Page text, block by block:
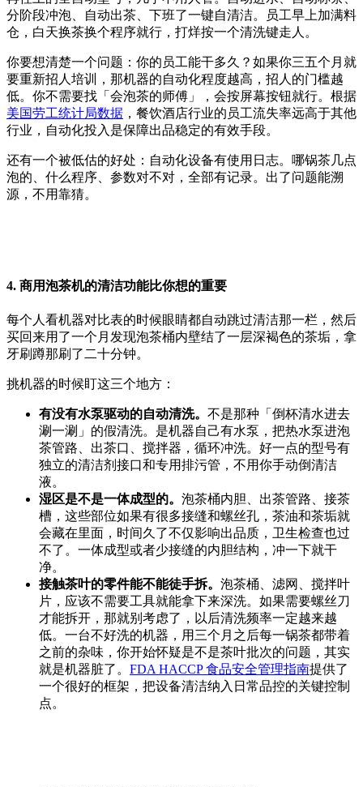
分阶段冲泡、自动出茶、下班了一键自清洁。员工早上加满料
仓，白天换茶换个程序就行，打烊按一个清洗键走人。
你要想清楚一个问题：你的员工能干多久？如果你三五个月就
要重新招人培训，那机器的自动化程度越高，招人的门槛越
低。你不需要找「会泡茶的师傅」，会按屏幕按钮就行。根据
美国劳工统计局数据 ，餐饮酒店行业的员工流失率远高于其他
行业，自动化投入是保障出品稳定的有效手段。
还有一个被低估的好处：自动化设备有使用日志。哪锅茶几点
泡的、什么程序、参数对不对，全部有记录。出了问题能溯
源，不用靠猜。
4. 商用泡茶机的清洁功能比你想的重要
每个人看机器对比表的时候眼睛都自动跳过清洁那一栏，然后
买回来用了一个月发现泡茶桶内壁结了一层深褐色的茶垢，拿
牙刷蹲那刷了二十分钟。
挑机器的时候盯这三个地方：
有没有水泵驱动的自动清洗。 不是那种「倒杯清水进去
涮一涮」的假清洗。是机器自己有水泵，把热水泵进泡
茶管路、出茶口、搅拌器，循环冲洗。好一点的型号有
独立的清洁剂接口和专用排污管，不用你手动倒清洁
液。
湿区是不是一体成型的。 泡茶桶内胆、出茶管路、接茶
槽，这些部位如果有很多接缝和螺丝孔，茶油和茶垢就
会藏在里面，时间久了不仅影响出品质，卫生检查也过
不了。一体成型或者少接缝的内胆结构，冲一下就干
净。
接触茶叶的零件能不能徒手拆。 泡茶桶、滤网、搅拌叶
片，应该不需要工具就能拿下来深洗。如果需要螺丝刀
才能拆开，那就别考虑了，以后清洗频率一定越来越
低。一台不好洗的机器，用三个月之后每一锅茶都带着
之前的杂味，你开始怀疑是不是茶叶批次的问题，其实
就是机器脏了。 FDA HACCP 食品安全管理指南提供了
一个很好的框架，把设备清洁纳入日常品控的关键控制
点。